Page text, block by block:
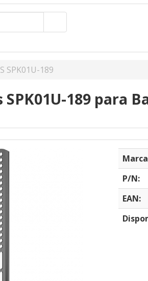
SPK01U-189
189 para
P/N:
EAN: